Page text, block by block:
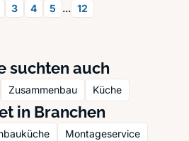
3 4 5 ... 12
suchten auch
Zusammenbau Küche
in Branchen
Montageservice